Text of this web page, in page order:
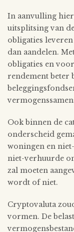
In aanvulling
uitsplitsing van
obligaties
dan aandelen.
obligaties en
rendement beter
Ook binnen de
onderscheid
woningen en
niet-verhuurde
zal moeten
wordt of niet.
Cryptovaluta
vormen. De